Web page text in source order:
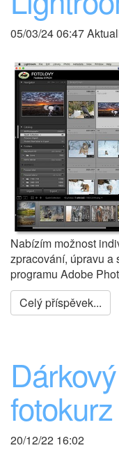
05/03/24 06:47
Nabízím možnost
zpracování, úpravu a
programu Adobe
Celý příspěvek...
fotokurz
20/12/22 16:02